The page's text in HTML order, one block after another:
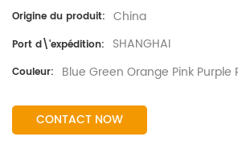
Origine du produit: China
Port d\'expédition: SHANGHAI
Couleur: Blue Green Orange Pink Purple
CONTACT NOW